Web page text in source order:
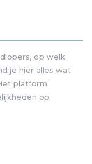
op welk
je hier alles wat
platform
op